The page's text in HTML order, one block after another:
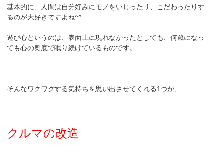
基本的に、人間は自分好みにモノをいじったり、こだわったりす
るのが大好きですよね^^
遊び心というのは、表面上に現れなかったとしても、何歳になっ
ても心の奥底で眠り続けているものです。
そんなワクワクする気持ちを思い出させてくれる1つが、
クルマの改造